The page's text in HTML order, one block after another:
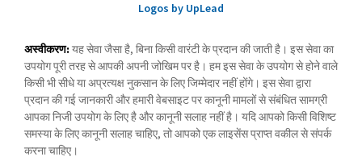
Logos by UpLead
अस्वीकरण: यह सेवा जैसा है, बिना किसी वारंटी के प्रदान की जाती है। इस सेवा का
उपयोग पूरी तरह से आपकी अपनी जोखिम पर है। हम इस सेवा के उपयोग से होने वाले
किसी भी सीधे या अप्रत्यक्ष नुकसान के लिए जिम्मेदार नहीं होंगे। इस सेवा द्वारा
प्रदान की गई जानकारी और हमारी वेबसाइट पर कानूनी मामलों से संबंधित सामग्री
आपका निजी उपयोग के लिए है और कानूनी सलाह नहीं है। यदि आपको किसी विशिष्ट
समस्या के लिए कानूनी सलाह चाहिए, तो आपको एक लाइसेंस प्राप्त वकील से संपर्क
करना चाहिए।